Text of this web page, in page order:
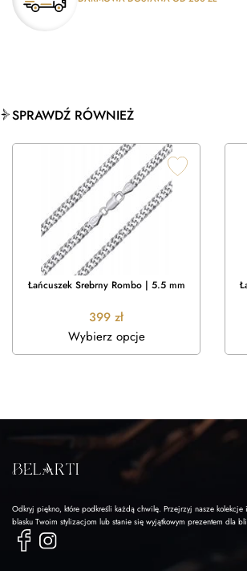
SPRAWDŹ RÓWNIEŻ
Łańcuszek Srebrny Rombo | 5.5 mm
399 zł
Wybierz opcje
Odkryj piękno, które podkreśli każdą chwilę. Przejrzyj nasze
blasku Twoim stylizacjom lub stanie się wyjątkowym prezentem dla